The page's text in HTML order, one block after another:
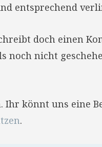
entsprechend
doch einen
noch nicht
Ihr könnt uns eine
.